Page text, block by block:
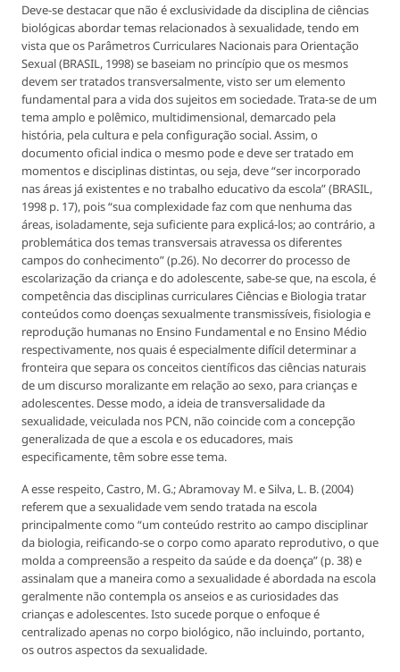
Deve-se destacar que não é exclusividade da disciplina de ciências
biológicas abordar temas relacionados à sexualidade, tendo em
vista que os Parâmetros Curriculares Nacionais para Orientação
Sexual (BRASIL, 1998) se baseiam no princípio que os mesmos
devem ser tratados transversalmente, visto ser um elemento
fundamental para a vida dos sujeitos em sociedade. Trata-se de um
tema amplo e polêmico, multidimensional, demarcado pela
história, pela cultura e pela configuração social. Assim, o
documento oficial indica o mesmo pode e deve ser tratado em
momentos e disciplinas distintas, ou seja, deve “ser incorporado
nas áreas já existentes e no trabalho educativo da escola” (BRASIL,
1998 p. 17), pois “sua complexidade faz com que nenhuma das
áreas, isoladamente, seja suficiente para explicá-los; ao contrário, a
problemática dos temas transversais atravessa os diferentes
campos do conhecimento” (p.26). No decorrer do processo de
escolarização da criança e do adolescente, sabe-se que, na escola, é
competência das disciplinas curriculares Ciências e Biologia tratar
conteúdos como doenças sexualmente transmissíveis, fisiologia e
reprodução humanas no Ensino Fundamental e no Ensino Médio
respectivamente, nos quais é especialmente difícil determinar a
fronteira que separa os conceitos científicos das ciências naturais
de um discurso moralizante em relação ao sexo, para crianças e
adolescentes. Desse modo, a ideia de transversalidade da
sexualidade, veiculada nos PCN, não coincide com a concepção
generalizada de que a escola e os educadores, mais
especificamente, têm sobre esse tema.
A esse respeito, Castro, M. G.; Abramovay M. e Silva, L. B. (2004)
referem que a sexualidade vem sendo tratada na escola
principalmente como “um conteúdo restrito ao campo disciplinar
da biologia, reificando-se o corpo como aparato reprodutivo, o que
molda a compreensão a respeito da saúde e da doença” (p. 38) e
assinalam que a maneira como a sexualidade é abordada na escola
geralmente não contempla os anseios e as curiosidades das
crianças e adolescentes. Isto sucede porque o enfoque é
centralizado apenas no corpo biológico, não incluindo, portanto,
os outros aspectos da sexualidade.